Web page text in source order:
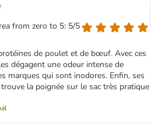
from zero to 5: 5/5
de poulet et de bœuf. Avec ces
dégagent une odeur intense de
marques qui sont inodores. Enfin, ses
la poignée sur le sac très pratique